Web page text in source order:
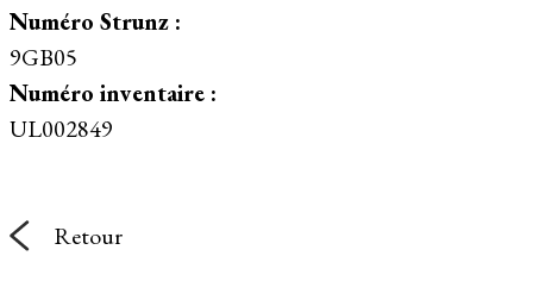
Numéro Strunz :
9GB05
Numéro inventaire :
UL002849
Retour